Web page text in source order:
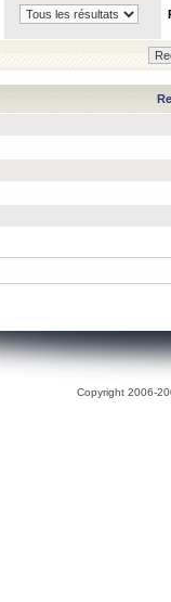
Copyright 2006-